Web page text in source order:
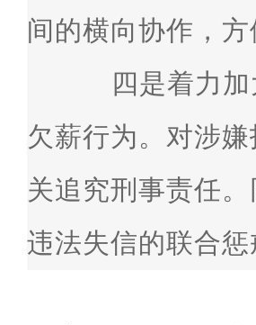
间的横向协作，
四是着力加
欠薪行为。对涉
关追究刑事责任
违法失信的联合